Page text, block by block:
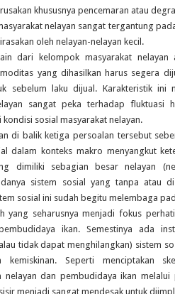
khususnya pencemaran atau
nelayan sangat tergantung
oleh nelayan-nelayan kecil.
dari kelompok masyarakat
yang dihasilkan harus segera
sebelum laku dijual. Karakteristik
sangat peka terhadap fluktuasi
sosial masyarakat nelayan.
di balik ketiga persoalan tersebut
dalam konteks makro menyangkut
dimiliki sebagian besar nelayan
sistem sosial yang tanpa atau
sosial ini sudah begitu melembaga
yang seharusnya menjadi fokus
ikan. Semestinya ada
tidak dapat menghilangkan) sistem
kemiskinan. Seperti menciptakan
nelayan dan pembudidaya ikan
menjadi sangat mendesak untuk